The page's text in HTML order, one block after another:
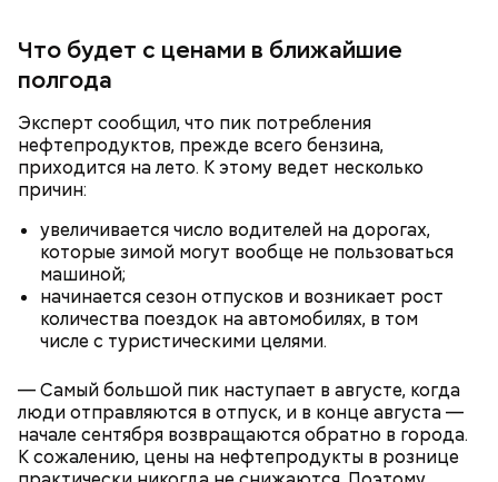
Что будет с ценами в ближайшие
полгода
Эксперт сообщил, что пик потребления
нефтепродуктов, прежде всего бензина,
приходится на лето. К этому ведет несколько
причин:
увеличивается число водителей на дорогах,
которые зимой могут вообще не пользоваться
машиной;
начинается сезон отпусков и возникает рост
количества поездок на автомобилях, в том
числе с туристическими целями.
— Самый большой пик наступает в августе, когда
люди отправляются в отпуск, и в конце августа —
начале сентября возвращаются обратно в города.
К сожалению, цены на нефтепродукты в рознице
необходимостью внедрения инноваций на
финансовом рынке. Также это снижает
зависимость российской валюты от глобальных
провайдеров платежной инфраструктуры и
и криптовалюты